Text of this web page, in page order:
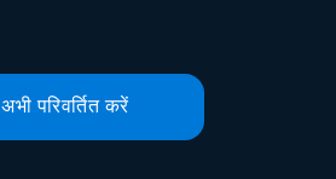
अभी परिवर्तित करें